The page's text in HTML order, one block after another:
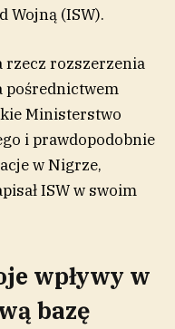
Wojną (ISW).
rzecz rozszerzenia
pośrednictwem
Ministerstwo
i prawdopodobnie
w Nigrze,
ISW w swoim
wpływy w
bazę